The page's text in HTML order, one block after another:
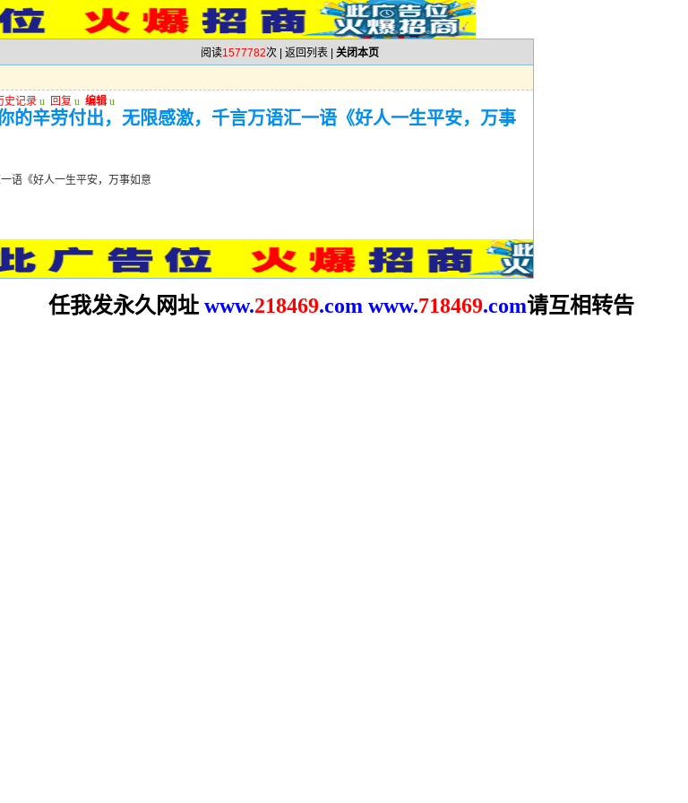
阅读1577782次 | 返回列表 关闭本页
史记录 u 回复 u 编辑 u
的辛劳付出，无限感激，千言万语汇一语《好人一生平安，万事
语《好人一生平安，万事如意
任我发永久网址 www.218469.com www.718469.com请互相转告